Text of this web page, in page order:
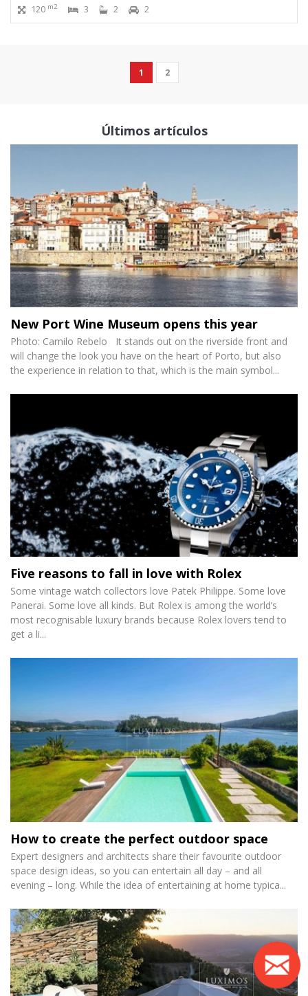
120 m2 3 2 2
1 2
Últimos artículos
New Port Wine Museum opens this year
Photo: Camilo Rebelo It stands out on the riverside front and
will change the look you have on the heart of Porto, but also
the experience in relation to that, which is the main symbol...
Five reasons to fall in love with Rolex
Some vintage watch collectors love Patek Philippe. Some love
Panerai. Some love all kinds. But Rolex is among the world’s
most recognisable luxury brands because Rolex lovers tend to
get a li...
How to create the perfect outdoor space
Expert designers and architects share their favourite outdoor
space design ideas, so you can entertain all day – and all
evening – long. While the idea of entertaining at home typica...